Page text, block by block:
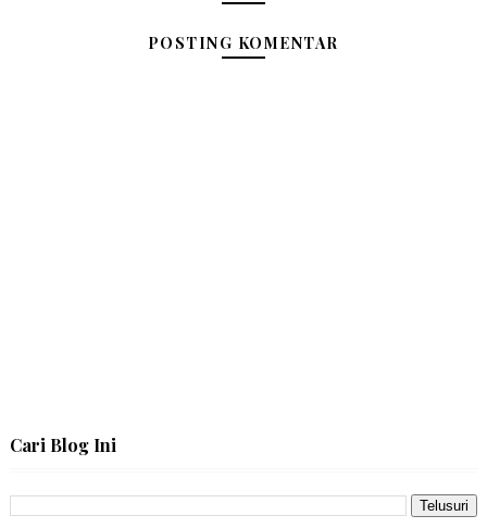
POSTING KOMENTAR
Cari Blog Ini